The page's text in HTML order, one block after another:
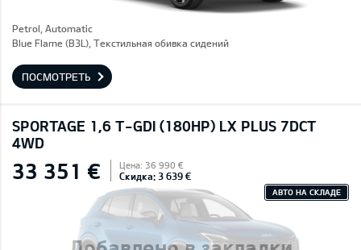
Petrol, Automatic
Blue Flame (B3L), Текстильная обивка сидений
ПОСМОТРЕТЬ
SPORTAGE 1,6 T-GDI (180HP) LX PLUS 7DCT
4WD
33 351 € Цена: 36 990 €
Скидка: 3 639 €
АВТО НА СКЛАДЕ